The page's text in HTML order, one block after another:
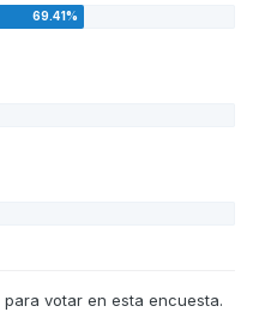
para votar en esta encuesta.